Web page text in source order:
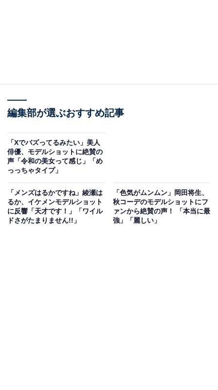
編集部が選ぶおすすめ記事
「Xでバズってるみたい」美人
俳優、モデルショットに絶賛の
声「令和の美女って感じ」「め
っっちゃタイプ」
「メンズはるかですね」綾瀬は
るか、イケメンモデルショット
に反響「天才です！」「ワイル
ドさがたまりません!!」
「色気がムンムン」岡田将生、
秋コーデのモデルショットにフ
ァンから絶賛の声！ 「本当に最
強」「麗しい」